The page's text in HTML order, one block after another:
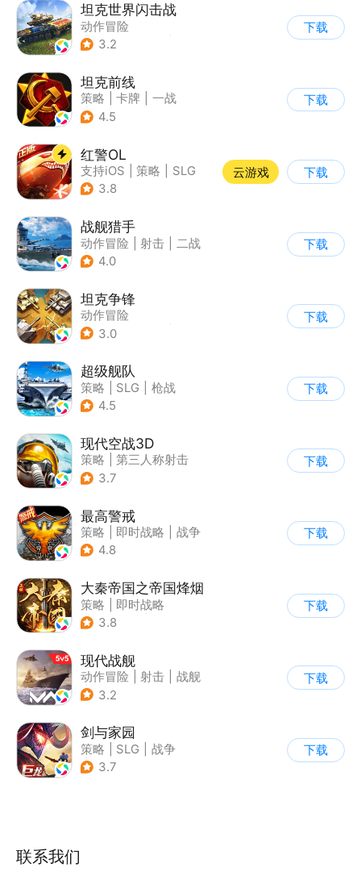
坦克世界闪击战
动作冒险
| 第三人称射击
3.2
下载
坦克前线
策略 卡牌
一战
| 战术竞技
4.5
下载
红警OL
支持iOS 策略
SLG
| 二战
3.8
云游戏 下载
战舰猎手
动作冒险 射击
二战
| 战术竞技
4.0
下载
坦克争锋
动作冒险
| 第三人称射击
3.0
下载
超级舰队
策略 SLG
枪战
| 写实
4.5
下载
现代空战3D
策略
第三人称射击
| 军事
3.7
下载
最高警戒
策略 即时战略
战争
| 红警
4.8
下载
大秦帝国之帝国烽烟
策略
即时战略
| 小说改编
3.8
下载
现代战舰
动作冒险 射击
战舰
| 5v5
3.2
下载
剑与家园
策略 SLG
战争
| 欧美风
3.7
下载
联系我们